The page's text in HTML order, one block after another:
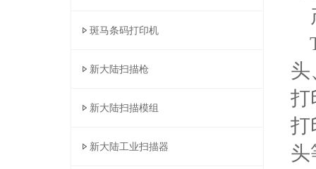
斑马条码打印机
新大陆扫描枪
新大陆扫描模组
新大陆工业扫描器
头
打
打
头